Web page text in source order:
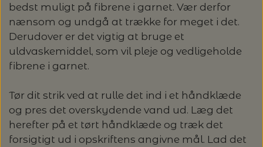
bedst muligt på fibrene i garnet. Vær derfor
nænsom og undgå at trække for meget i det.
Derudover er det vigtig at bruge et
uldvaskemiddel, som vil pleje og vedligeholde
fibrene i garnet.
Tør dit strik ved at rulle det ind i et håndklæde
og pres det overskydende vand ud. Læg det
herefter på et tørt håndklæde og træk det
forsigtigt ud i opskriftens angivne mål. Lad det